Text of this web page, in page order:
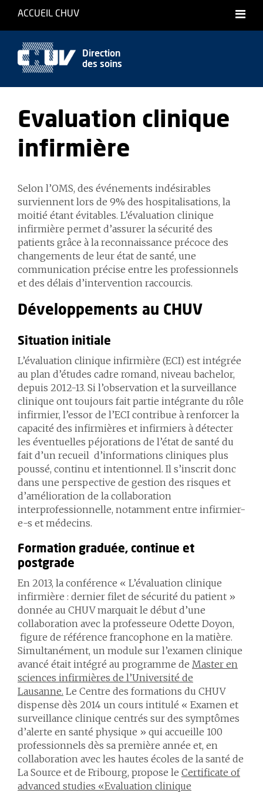
ACCUEIL CHUV
Direction
des soins
Evaluation clinique
infirmière
Selon l’OMS, des événements indésirables
surviennent lors de 9% des hospitalisations, la
moitié étant évitables. L’évaluation clinique
infirmière permet d’assurer la sécurité des
patients grâce à la reconnaissance précoce des
changements de leur état de santé, une
communication précise entre les professionnels
et des délais d’intervention raccourcis.
Développements au CHUV
Situation initiale
L’évaluation clinique infirmière (ECI) est intégrée
au plan d’études cadre romand, niveau bachelor,
depuis 2012-13. Si l’observation et la surveillance
clinique ont toujours fait partie intégrante du rôle
infirmier, l’essor de l’ECI contribue à renforcer la
capacité des infirmières et infirmiers à détecter
les éventuelles péjorations de l’état de santé du
fait d’un recueil d’informations cliniques plus
poussé, continu et intentionnel. Il s’inscrit donc
dans une perspective de gestion des risques et
d’amélioration de la collaboration
interprofessionnelle, notamment entre infirmier-
e-s et médecins.
Formation graduée, continue et
postgrade
En 2013, la conférence « L’évaluation clinique
infirmière : dernier filet de sécurité du patient »
donnée au CHUV marquait le début d’une
collaboration avec la professeure Odette Doyon,
figure de référence francophone en la matière.
Simultanément, un module sur l’examen clinique
avancé était intégré au programme de Master en
sciences infirmières de l’Université de
Lausanne. Le Centre des formations du CHUV
dispense dès 2014 un cours intitulé « Examen et
surveillance clinique centrés sur des symptômes
d’alerte en santé physique » qui accueille 100
professionnels dès sa première année et, en
collaboration avec les hautes écoles de la santé de
La Source et de Fribourg, propose le Certificate of
advanced studies «Evaluation clinique